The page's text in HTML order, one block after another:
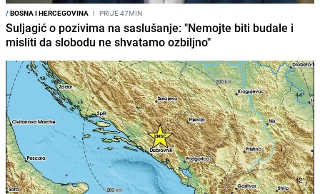
/BOSNA I HERCEGOVINA I PRIJE 47MIN
Suljagić o pozivima na saslušanje: "Nemojte biti budale i
misliti da slobodu ne shvatamo ozbiljno"